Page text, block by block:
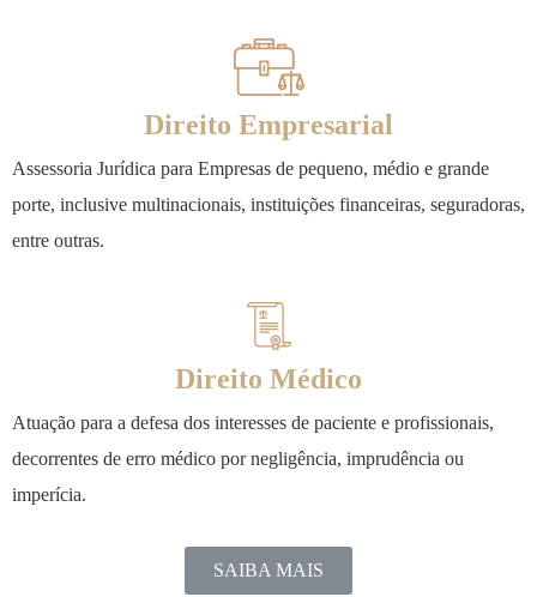
Direito Empresarial
Assessoria Jurídica para Empresas de pequeno, médio e grande
porte, inclusive multinacionais, instituições financeiras, seguradoras,
entre outras.
Direito Médico
Atuação para a defesa dos interesses de paciente e profissionais,
decorrentes de erro médico por negligência, imprudência ou
imperícia.
SAIBA MAIS